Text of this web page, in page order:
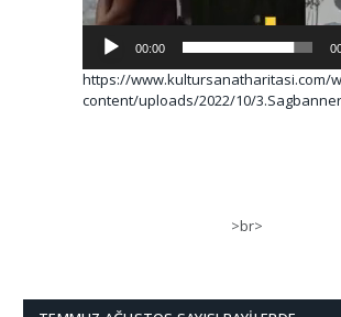
00:00
https://www.kultursanatharitasi.com/
content/uploads/2022/10/
>br>